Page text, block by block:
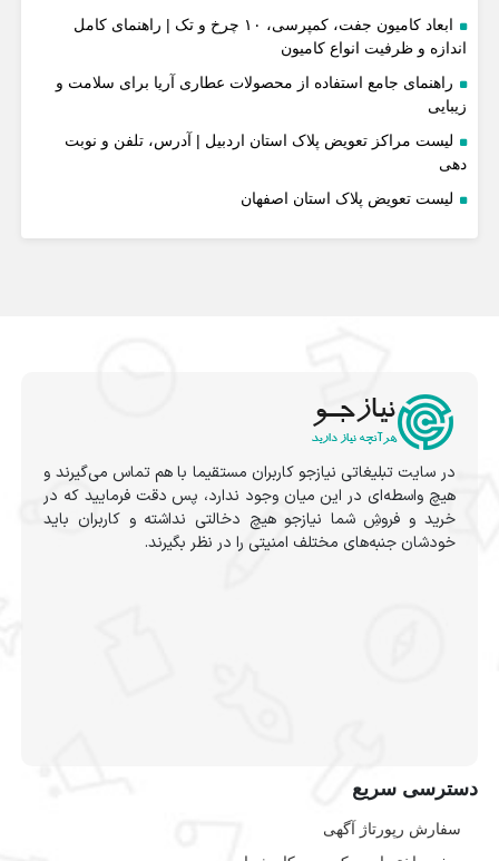
ابعاد کامیون جفت، کمپرسی، ۱۰ چرخ و تک | راهنمای کامل
اندازه و ظرفیت انواع کامیون
راهنمای جامع استفاده از محصولات عطاری آریا برای سلامت و
زیبایی
لیست مراکز تعویض پلاک استان اردبیل | آدرس، تلفن و نوبت
دهی
لیست تعویض پلاک استان اصفهان
در سایت تبلیغاتی نیازجو کاربران مستقیما با هم تماس می‌گیرند و
هیچ واسطه‌ای در این میان وجود ندارد، پس دقت فرمایید که در
خرید و فروشِ شما نیازجو هیچ دخالتی نداشته و کاربران باید
خودشان جنبه‌های مختلف امنیتی را در نظر بگیرند.
دسترسی سریع
سفارش رپورتاژ آگهی